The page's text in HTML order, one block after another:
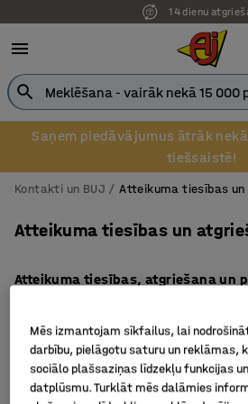
14 dienu
Saņem piedāvājumus ātrāk
tiešsaistē!
Kontakti un BUJ Atteikuma tiesības
Atteikuma tiesības un
Atteikuma tiesības, atgriešana un
pieteikt preces bojājumu, defektu
neatbilstību, lūdzu, aizpildi zemāk
Visiem AJ Produkti klientiem ir
Mēs izmantojam sīkfailus, lai
darbību, pielāgotu saturu un reklāmas,
sociālo plašsaziņas līdzekļu funkcijas
datplūsmu. Turklāt mēs dalāmies